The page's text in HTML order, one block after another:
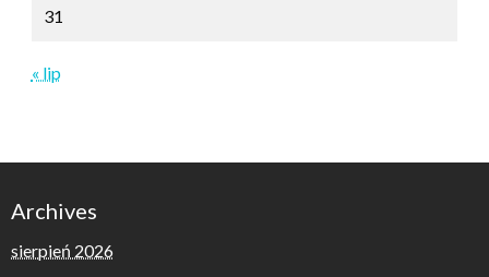
31
« lip
Archives
sierpień 2026